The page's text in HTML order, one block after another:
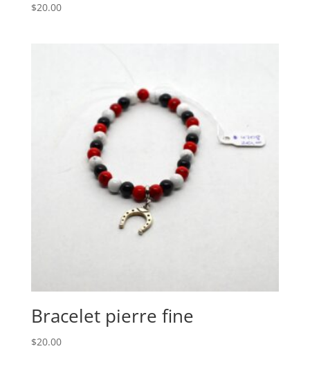
$20.00
Bracelet pierre fine
$20.00